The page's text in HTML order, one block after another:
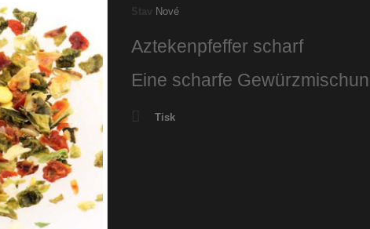
Stav Nové
Aztekenpfeffer scharf
Eine scharfe
Tisk